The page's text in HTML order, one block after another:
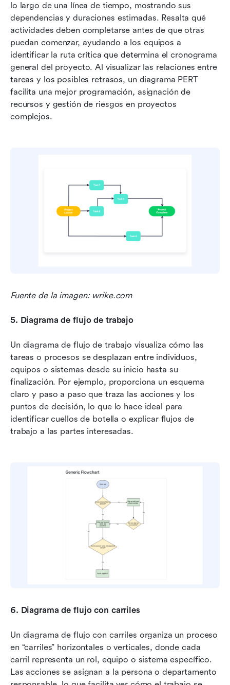
lo largo de una línea de tiempo, mostrando sus
dependencias y duraciones estimadas. Resalta qué
actividades deben completarse antes de que otras
puedan comenzar, ayudando a los equipos a
identificar la ruta crítica que determina el cronograma
general del proyecto. Al visualizar las relaciones entre
tareas y los posibles retrasos, un diagrama PERT
facilita una mejor programación, asignación de
recursos y gestión de riesgos en proyectos
complejos.
Fuente de la imagen: wrike.com
5. Diagrama de flujo de trabajo
Un diagrama de flujo de trabajo visualiza cómo las
tareas o procesos se desplazan entre individuos,
equipos o sistemas desde su inicio hasta su
finalización. Por ejemplo, proporciona un esquema
claro y paso a paso que traza las acciones y los
puntos de decisión, lo que lo hace ideal para
identificar cuellos de botella o explicar flujos de
trabajo a las partes interesadas.
6. Diagrama de flujo con carriles
Un diagrama de flujo con carriles organiza un proceso
en “carriles” horizontales o verticales, donde cada
carril representa un rol, equipo o sistema específico.
Las acciones se asignan a la persona o departamento